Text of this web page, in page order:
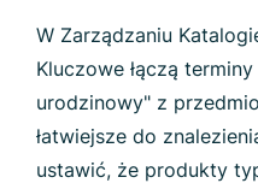
W Zarządzaniu
Kluczowe łączą
urodzinowy" z
łatwiejsze do
ustawić, że produkty